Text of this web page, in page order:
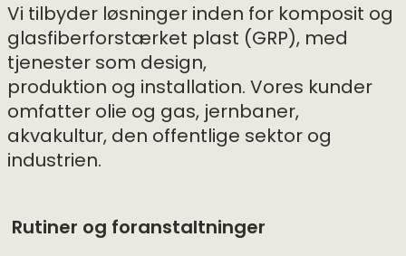
Vi tilbyder løsninger inden for komposit og
glasfiberforstærket plast (GRP), med
tjenester som design,
produktion og installation. Vores kunder
omfatter olie og gas, jernbaner,
akvakultur, den offentlige sektor og
industrien.
Rutiner og foranstaltninger